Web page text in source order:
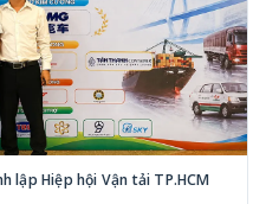
lập Hiệp hội Vận tải TP.HCM